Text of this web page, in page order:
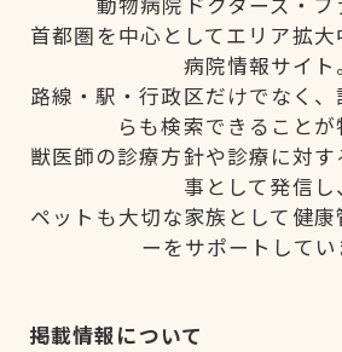
首都圏を中心としてエリア拡
病院情報サイト
路線・駅・行政区だけでなく
らも検索できることが
獣医師の診療方針や診療に対
事として発信し、
ペットも大切な家族として健
ーをサポートしてい
掲載情報について